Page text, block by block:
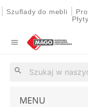
Szuflady do mebli

search
MENU